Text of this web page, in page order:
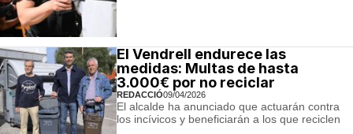
El Vendrell endurece las
medidas: Multas de hasta
3.000€ por no reciclar
REDACCIÓ09/04/2026
El alcalde ha anunciado que actuarán contra
los incívicos y beneficiarán a los que reciclen